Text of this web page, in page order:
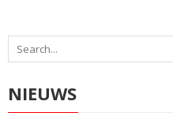
NIEUWS